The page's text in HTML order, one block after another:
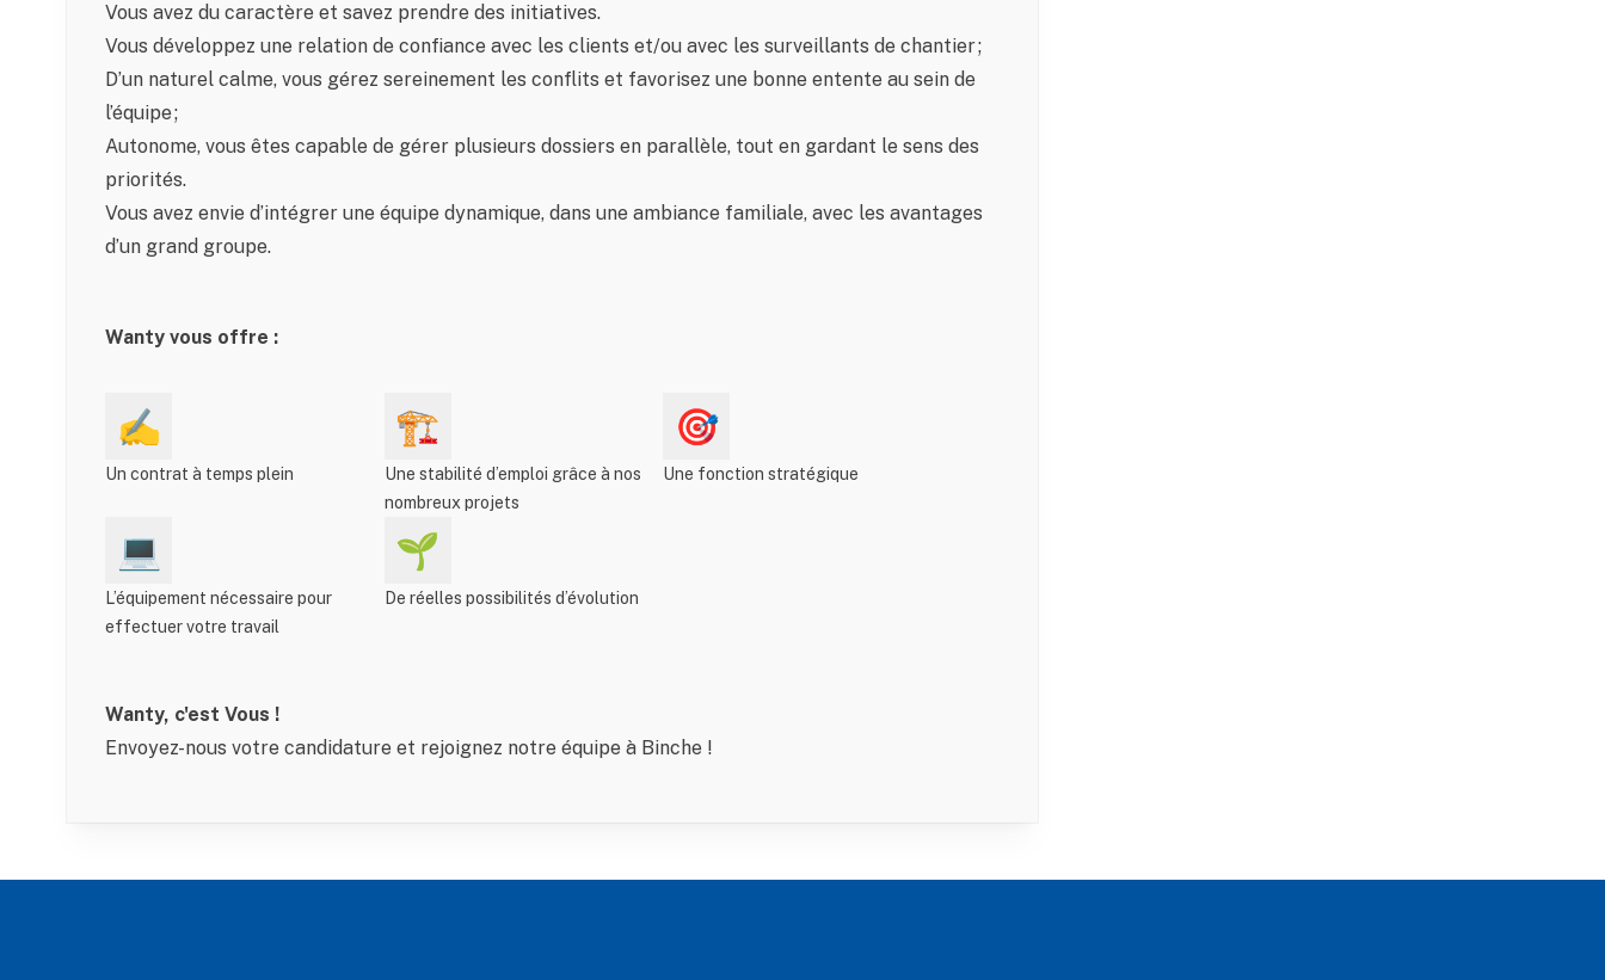
Vous avez du caractère et savez prendre des initiatives.
Vous développez une relation de confiance avec les clients et/ou avec les surveillants de chantier ;
D’un naturel calme, vous gérez sereinement les conflits et favorisez une bonne entente au sein de
l’équipe ;
Autonome, vous êtes capable de gérer plusieurs dossiers en parallèle, tout en gardant le sens des
priorités.
Vous avez envie d’intégrer une équipe dynamique, dans une ambiance familiale, avec les avantages
d’un grand groupe.
Wanty vous offre :
✍️
Un contrat à temps plein
🏗️
Une stabilité d’emploi grâce à nos
nombreux projets
🎯
Une fonction stratégique
💻
L’équipement nécessaire pour
effectuer votre travail
🌱
De réelles possibilités d’évolution
Wanty, c'est Vous !
Envoyez-nous votre candidature et rejoignez notre équipe à Binche !